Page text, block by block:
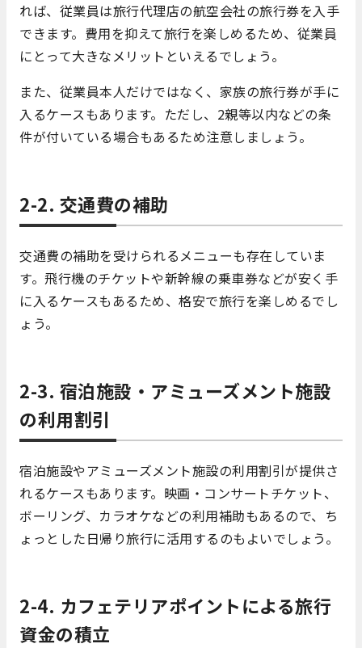
れば、従業員は旅行代理店の航空会社の旅行券を入手
できます。費用を抑えて旅行を楽しめるため、従業員
にとって大きなメリットといえるでしょう。
また、従業員本人だけではなく、家族の旅行券が手に
入るケースもあります。ただし、2親等以内などの条
件が付いている場合もあるため注意しましょう。
2-2. 交通費の補助
交通費の補助を受けられるメニューも存在していま
す。飛行機のチケットや新幹線の乗車券などが安く手
に入るケースもあるため、格安で旅行を楽しめるでし
ょう。
2-3. 宿泊施設・アミューズメント施設
の利用割引
宿泊施設やアミューズメント施設の利用割引が提供さ
れるケースもあります。映画・コンサートチケット、
ボーリング、カラオケなどの利用補助もあるので、ち
ょっとした日帰り旅行に活用するのもよいでしょう。
2-4. カフェテリアポイントによる旅行
資金の積立